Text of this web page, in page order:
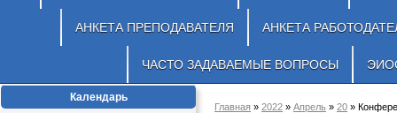
АНКЕТА ПРЕПОДАВАТЕЛЯ АНКЕТА
ЧАСТО ЗАДАВАЕМЫЕ ВОПРОСЫ
Календарь
Главная » 2022 » Апрель » 20 »